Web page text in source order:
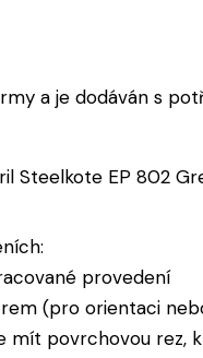
a je dodáván s
Steelkote EP 802
provedení
(pro orientaci
povrchovou rez,